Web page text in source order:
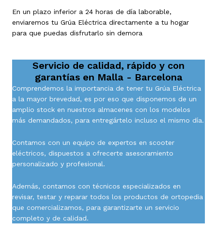
En un plazo inferior a 24 horas de día laborable,
enviaremos tu Grúa Eléctrica directamente a tu hogar
para que puedas disfrutarlo sin demora
Servicio de calidad, rápido y con
garantías en Malla - Barcelona
Comprendemos la importancia de tener tu Grúa Eléctrica
a la mayor brevedad, es por eso que disponemos de un
amplio stock en nuestros almacenes con los modelos
más demandados, para entregártelo incluso el mismo día.
Contamos con un equipo de expertos en scooter
eléctricos, dispuestos a ofrecerte asesoramiento
personalizado y profesional.
Además, contamos con técnicos especializados en
revisar, testar y reparar todos los productos de ortopedia
que comercializamos, para garantizarte un servicio
completo y de calidad.